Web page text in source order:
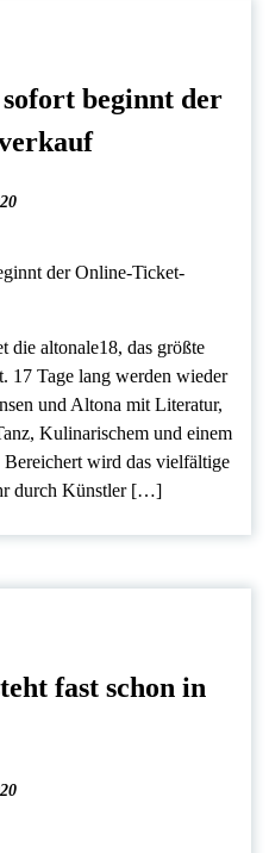
beginnt der
die altonale18, das größte
17 Tage lang werden wieder
und Altona mit Literatur,
Kulinarischem und einem
wird das vielfältige
durch Künstler […]
fast schon in